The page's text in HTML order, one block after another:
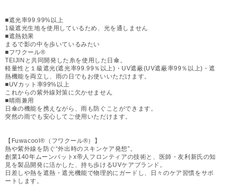
■遮光率99.99%以上
1級遮光生地を使用しているため、光を通しません
■遮熱効果
まるで影の中を歩いているみたい
■フワクール®
TEIJINと共同開発した糸を使用した日傘。
軽量性と１級遮光(遮光率99.99％以上)・UV遮蔽(UV遮蔽率99％以上)・遮
熱機能を両立し、雨の日でもお使いいただけます。
■UVカット率99%以上
これからの紫外線対策に欠かせません
■晴雨兼用
日傘の機能を携えながら、雨も防ぐことができます。
突然の雨でも安心してご使用いただけます。
【Fuwacool®（フワクール®）】
熱や紫外線を防ぐ“外出時のスキンケア発想”。
創業140年ムーンバットx帝人フロンティアの技術と、医師・友利新氏の知
見を製品開発に活かした、持ち歩けるUVケアブランド。
日差しや熱を遮熱・遮光機能で物理的にガードし、日々のケア習慣をサポ
ートします。